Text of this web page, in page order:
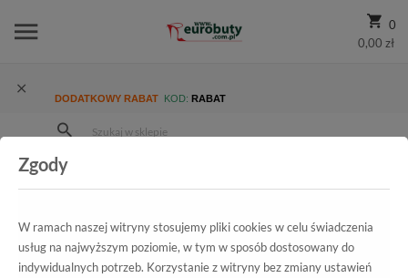
0
0,00 zł
DODATKOWY RABAT KOD: RABAT
Kolekcja damska
Kozaki
Zgody
W ramach naszej witryny stosujemy pliki cookies w celu świadczenia
usług na najwyższym poziomie, w tym w sposób dostosowany do
indywidualnych potrzeb. Korzystanie z witryny bez zmiany ustawień